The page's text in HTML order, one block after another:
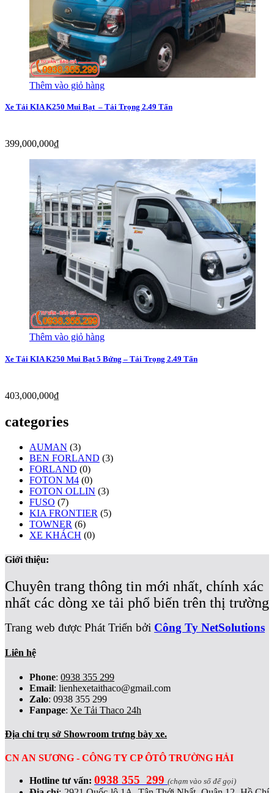
Thêm vào giỏ hàng
Xe Tải KIA K250 Mui Bạt  – Tải Trọng 2.49 Tấn
399,000,000₫
Thêm vào giỏ hàng
Xe Tải KIA K250 Mui Bạt 5 Bửng – Tải Trọng 2.49 Tấn
403,000,000₫
categories
AUMAN (3)
BEN FORLAND (3)
FORLAND (0)
FOTON M4 (0)
FOTON OLLIN (3)
FUSO (7)
KIA FRONTIER (5)
TOWNER (6)
XE KHÁCH (0)
Giới thiệu:
Chuyên trang thông tin mới nhất, chính xác
nhất các dòng xe tải phổ biến trên thị trường
Trang web được Phát Triển bởi Công Ty NetSolutions
Liên hệ
Phone: 0938 355 299
Email: lienhexetaithaco@gmail.com
Zalo: 0938 355 299
Fanpage: Xe Tải Thaco 24h
Địa chỉ trụ sở Showroom trưng bày xe.
CN AN SƯƠNG - CÔNG TY CP ÔTÔ TRƯỜNG HẢI
Hotline tư vấn: 0938 355 299 (chạm vào số để gọi)